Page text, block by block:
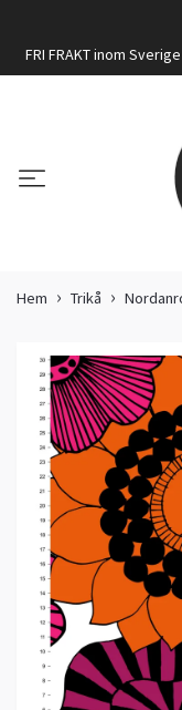
FRI FRAKT inom
Hem Trikå